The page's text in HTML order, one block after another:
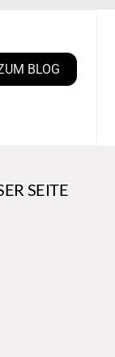
BLOG
SEITE